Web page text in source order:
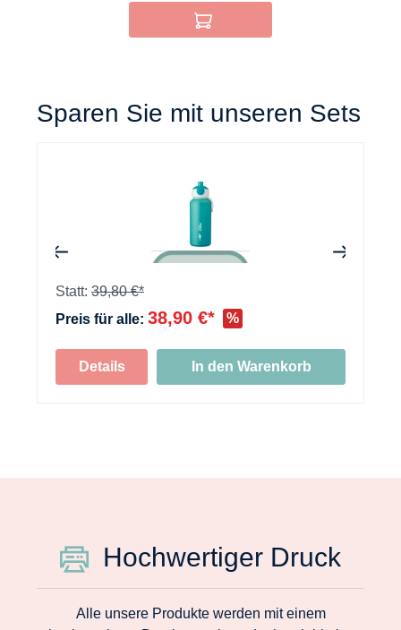
In den Warenkorb
Sparen Sie mit unseren Sets
Statt: 39,80 €*
Preis für alle: 38,90 €* %
Details In den Warenkorb
Hochwertiger Druck
Alle unsere Produkte werden mit einem